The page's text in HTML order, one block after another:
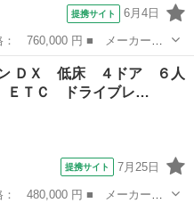
提携サイト 6月4日
■ グレード名： ＤＸ ５
排気量： 1800cc ■ ドア枚
ン ＤＸ 低床 ４ドア ６人
ＴＣ ドライブレ…
提携サイト 7月25日